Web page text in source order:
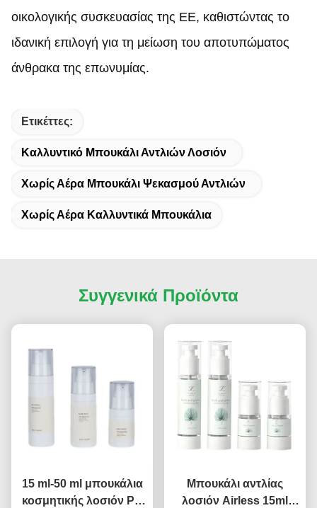
οικολογικής συσκευασίας της ΕΕ, καθιστώντας το
ιδανική επιλογή για τη μείωση του αποτυπώματος
άνθρακα της επωνυμίας.
Ετικέττες:
Καλλυντικό Μπουκάλι Αντλιών Λοσιόν
Χωρίς Αέρα Μπουκάλι Ψεκασμού Αντλιών
Χωρίς Αέρα Καλλυντικά Μπουκάλια
Συγγενικά Προϊόντα
15 ml-50 ml μπουκάλια
κοσμητικής λοσιόν PP
Μπουκάλι αντλίας
λοσιόν Airless 15ml